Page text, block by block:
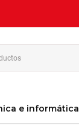
e informática